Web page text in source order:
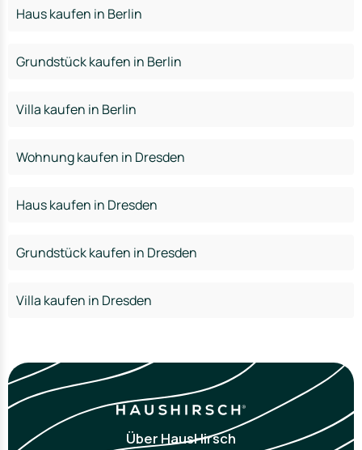
Haus kaufen in Berlin
Grundstück kaufen in Berlin
Villa kaufen in Berlin
Wohnung kaufen in Dresden
Haus kaufen in Dresden
Grundstück kaufen in Dresden
Villa kaufen in Dresden
Über HausHirsch